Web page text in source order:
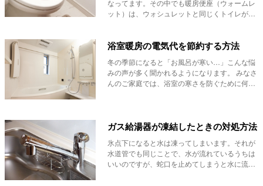
なってます。その中でも暖房便座（ウォームレ
ット）は、ウォシュレットと同じくトイレがよ
浴室暖房の電気代を節約する方法
冬の季節になると「お風呂が寒い…」こんな悩
みの声が多く聞かれるようになります。 みなさ
んのご家庭では、浴室の寒さを防ぐために何か
ガス給湯器が凍結したときの対処方法
氷点下になると水は凍ってしまいます。それが
水道管でも同じことで、水が流れているうちは
いいのですが、蛇口を止めてしまうと水に流れ